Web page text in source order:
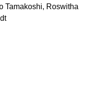
Tamakoshi, Roswitha